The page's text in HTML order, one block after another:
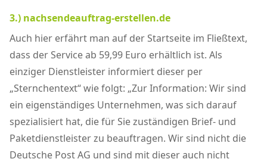
3.) nachsendeauftrag-erstellen.de
Auch hier erfährt man auf der Startseite im Fließtext,
dass der Service ab 59,99 Euro erhältlich ist. Als
einziger Dienstleister informiert dieser per
„Sternchentext“ wie folgt: „Zur Information: Wir sind
ein eigenständiges Unternehmen, was sich darauf
spezialisiert hat, die für Sie zuständigen Brief- und
Paketdienstleister zu beauftragen. Wir sind nicht die
Deutsche Post AG und sind mit dieser auch nicht